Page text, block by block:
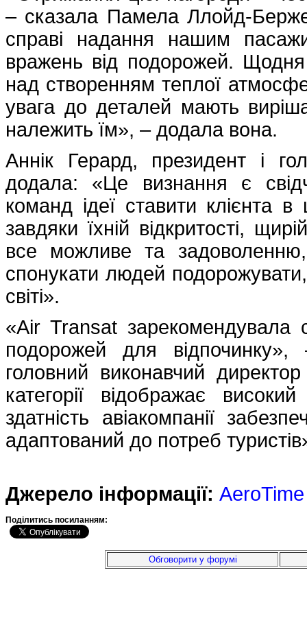
– сказала Памела Ллойд-
справі надання нашим
вражень від подорожей.
над створенням теплої
увага до деталей мають
належить їм», – додала вона.
Аннік Герард, президент і
додала: «Це визнання є
команд ідеї ставити клієнта
завдяки їхній відкритості,
все можливе та
спонукати людей
світі».
«Air Transat зарекомендувала
подорожей для
головний виконавчий
категорії відображає
здатність авіакомпанії
адаптований до потреб
Джерело інформації: AeroTime
Подiлитись посиланням:
Обговорити у форумі